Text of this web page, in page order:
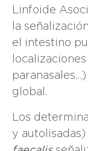
Linfoide
la
el intestino
global.
Los
y autolisadas)